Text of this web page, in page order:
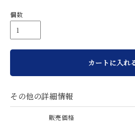
個数
カートに入れ
その他の詳細情報
販売価格